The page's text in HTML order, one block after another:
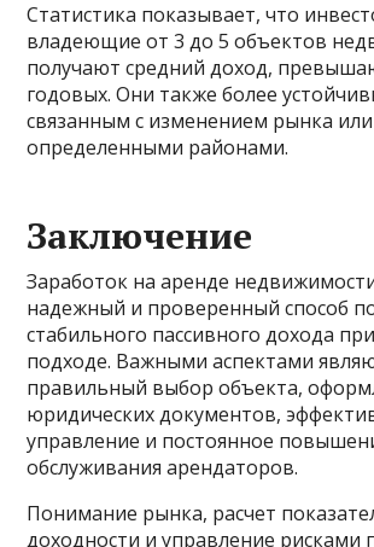
Статистика показывает, что
владеющие от 3 до 5 объектов
получают средний доход,
годовых. Они также более
связанным с изменением рынка или
определенными районами.
Заключение
Заработок на аренде
надежный и проверенный способ
стабильного пассивного дохода
подходе. Важными аспектами
правильный выбор объекта,
юридических документов,
управление и постоянное
обслуживания арендаторов.
Понимание рынка, расчет
доходности и управление рисками